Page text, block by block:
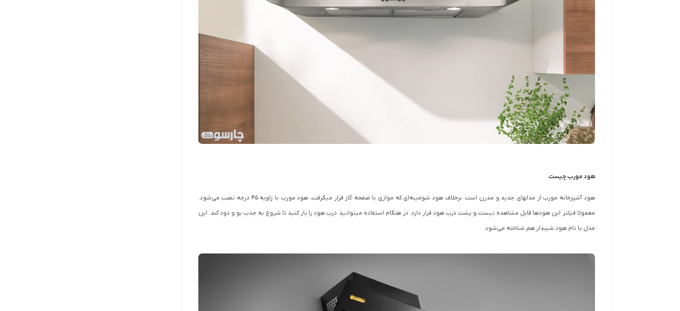
هود مورب چیست
هود آشپزخانه مورب از مدلهای جدید و مدرن است. برخلاف هود شومینه‌ای که موازی با صفحه گاز قرار میگرفت، هود مورب با زاویه ۴۵ درجه نصب می‌شود.
معمولا فیلتر این هودها قابل مشاهده نیست و پشت درب هود قرار دارد. در هنگام استفاده میتوانید درب هود را باز کنید تا شروع به جذب بو و دود کند. این
مدل با نام هود شیبدار هم شناخته می‌شود.